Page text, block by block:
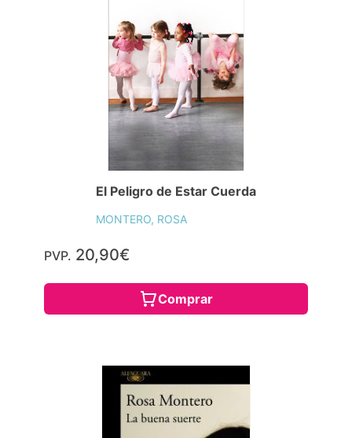
El Peligro de Estar Cuerda
MONTERO, ROSA
PVP. 20,90€
Comprar